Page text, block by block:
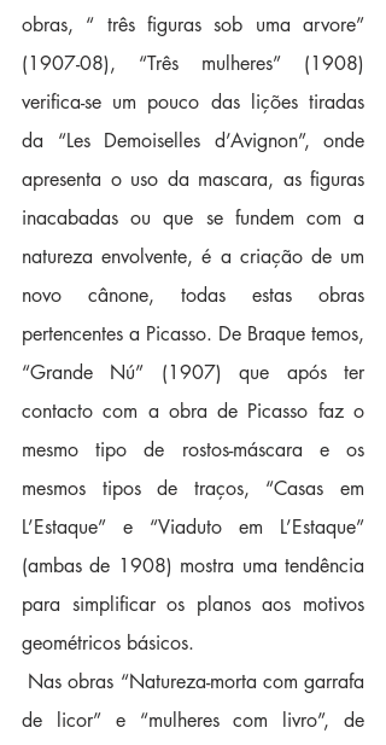
obras, “ três figuras sob uma arvore”
(1907-08), “Três mulheres” (1908)
verifica-se um pouco das lições tiradas
da “Les Demoiselles d’Avignon”, onde
apresenta o uso da mascara, as figuras
inacabadas ou que se fundem com a
natureza envolvente, é a criação de um
novo cânone, todas estas obras
pertencentes a Picasso. De Braque temos,
“Grande Nú” (1907) que após ter
contacto com a obra de Picasso faz o
mesmo tipo de rostos-máscara e os
mesmos tipos de traços, “Casas em
L’Estaque” e “Viaduto em L’Estaque”
(ambas de 1908) mostra uma tendência
para simplificar os planos aos motivos
geométricos básicos.
de licor” e “mulheres com livro”, de